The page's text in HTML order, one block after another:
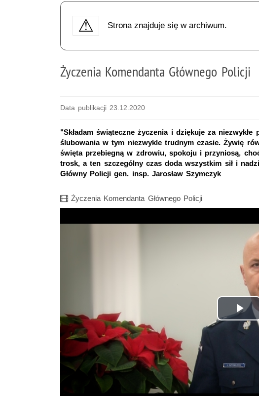
Strona znajduje się w archiwum.
Życzenia Komendanta Głównego Policji
Data publikacji 23.12.2020
"Składam świąteczne życzenia i dziękuje za
ślubowania w tym niezwykle trudnym czasie. Żywię
święta przebiegną w zdrowiu, spokoju i przyniosą,
trosk, a ten szczególny czas doda wszystkim sił i
Główny Policji gen. insp. Jarosław Szymczyk
Film
Życzenia Komendanta Głównego Policji